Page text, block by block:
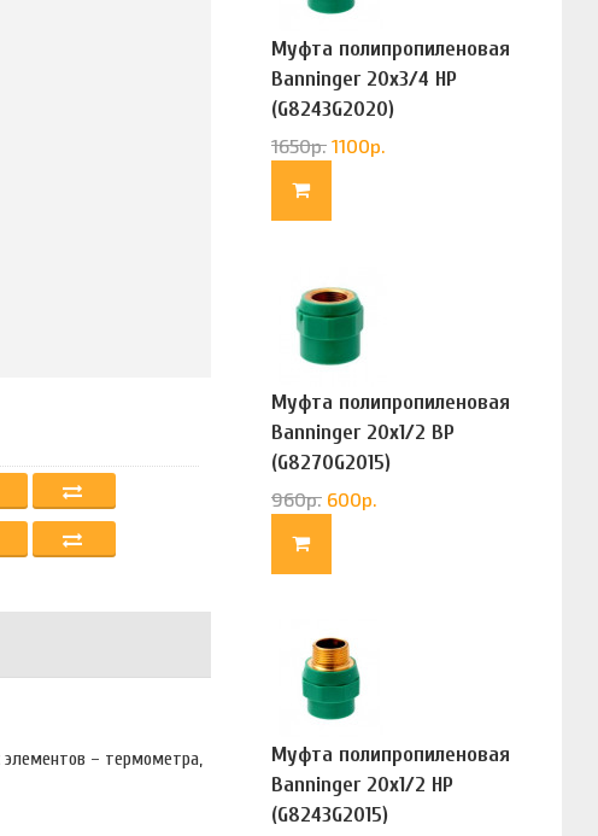
элементов – термометра,
Муфта полипропиленовая
Banninger 20х3/4 НР
(G8243G2020)
1650р. 1100р.
Муфта полипропиленовая
Banninger 20х1/2 ВР
(G8270G2015)
960р. 600р.
Муфта полипропиленовая
Banninger 20х1/2 НР
(G8243G2015)